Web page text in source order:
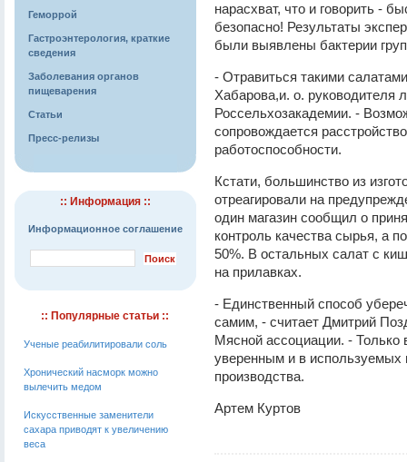
Геморрой
Гастроэнтерология, краткие
сведения
Заболевания органов
пищеварения
Статьи
Пресс-релизы
:: Информация ::
Информационное соглашение
:: Популярные статьи ::
Ученые реабилитировали соль
Хронический насморк можно
вылечить медом
Искусственные заменители
сахара приводят к увеличению
веса
нарасхват, что и говорить -
безопасно! Результаты
были выявлены бактерии
- Отравиться такими
Хабарова,и. о.
Россельхозакадемии. -
сопровождается
работоспособности.
Кстати, большинство из
отреагировали на
один магазин сообщил о
контроль качества сырья, а
50%. В остальных салат с
на прилавках.
- Единственный способ
самим, - считает Дмитрий
Мясной ассоциации. -
уверенным и в используемых
производства.
Артем Куртов